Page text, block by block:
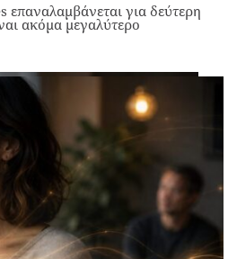
για δεύτερη
ακόμα μεγαλύτερο